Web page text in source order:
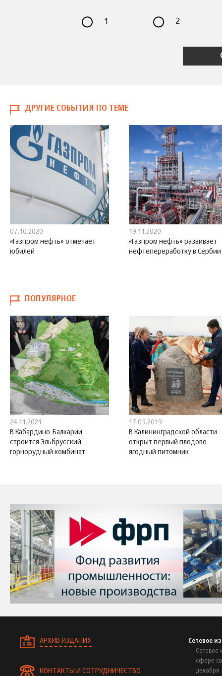
1 2
ДРУГИЕ СОБЫТИЯ ПО ТЕМЕ
07.10.2020
«Газпром нефть» отмечает
юбилей
19.11.2020
«Газпром нефть» развивает
нефтепереработку в Сербии
ПОПУЛЯРНОЕ
24.11.2021
В Кабардино-Балкарии
строится Эльбрусский
горнорудный комбинат
17.05.2019
В Калининградской области
открыт первый плодово-
ягодный питомник
АРХИВ ИЗДАНИЯ
КОНТАКТЫ И СОТРУДНИЧЕСТВО
Сетевое
Сетевое
сфере
декабря